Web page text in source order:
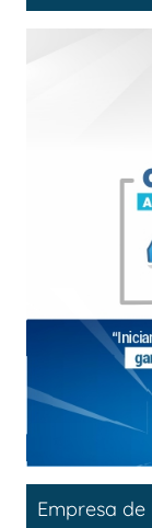
Empresa